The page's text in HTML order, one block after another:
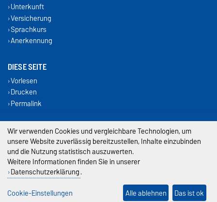
Unterkunft
Versicherung
Sprachkurs
Anerkennung
DIESE SEITE
Vorlesen
Drucken
Permalink
Impressum
Datenschutz
Barrierefreiheit
Cookie-Einstellungen
Wir verwenden Cookies und vergleichbare Technologien, um
unsere Website zuverlässig bereitzustellen, Inhalte einzubinden
und die Nutzung statistisch auszuwerten.
Weitere Informationen finden Sie in unserer
Datenschutzerklärung.
Cookie-Einstellungen
Alle ablehnen Das ist ok